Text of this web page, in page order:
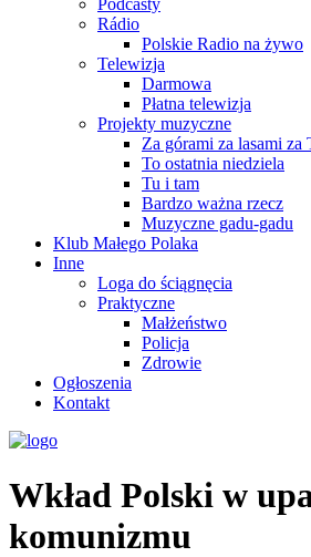
Podcasty
Rádio
Polskie Radio na żywo
Telewizja
Darmowa
Płatna telewizja
Projekty muzyczne
Za górami za lasami za
To ostatnia niedziela
Tu i tam
Bardzo ważna rzecz
Muzyczne gadu-gadu
Klub Małego Polaka
Inne
Loga do ściągnęcia
Praktyczne
Małżeństwo
Policja
Zdrowie
Ogłoszenia
Kontakt
Wkład Polski w
komunizmu